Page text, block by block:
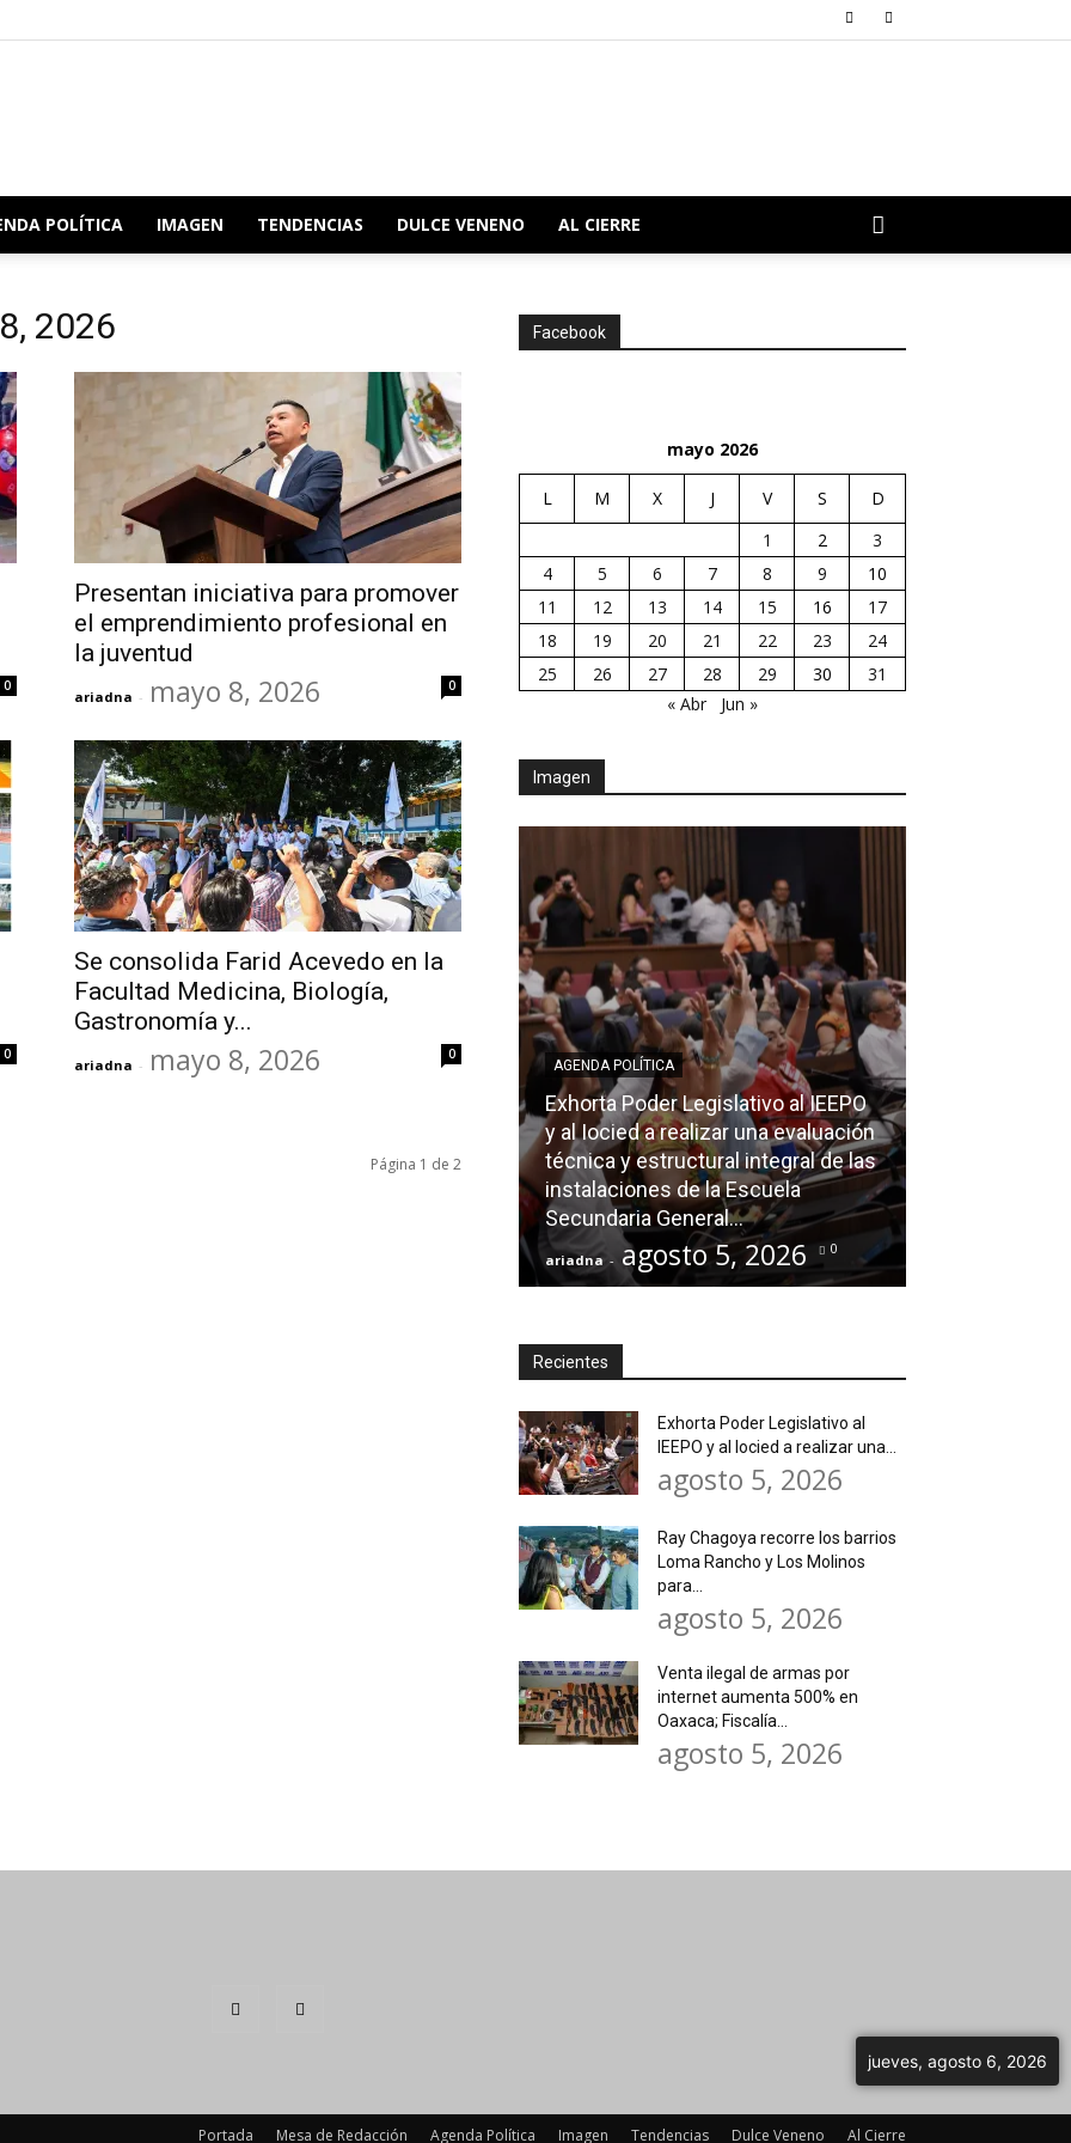
Redacción
POLÍTICA IMAGEN TENDENCIAS DULCE VENENO AL CIERRE
2026
0
Presentan iniciativa para promover
el emprendimiento profesional en
la juventud
ariadna - mayo 8, 2026 0
0
Se consolida Farid Acevedo en la
Facultad Medicina, Biología,
Gastronomía y...
ariadna - mayo 8, 2026 0
Página 1 de 2
Facebook
mayo 2026
L M X J V S
D
1
2
3
4
5 6 7 8 9
10
11
12 13 14 15 16
17
18
19 20 21 22 23
24
25
26 27 28 29 30
31
« Abr
Jun »
Imagen
AGENDA POLÍTICA
Exhorta Poder Legislativo al IEEPO
y al Iocied a realizar una evaluación
técnica y estructural integral de las
instalaciones de la Escuela
Secundaria General...
ariadna - agosto 5, 2026 0
Recientes
Exhorta Poder Legislativo al
IEEPO y al Iocied a realizar una...
agosto 5, 2026
Ray Chagoya recorre los barrios
Loma Rancho y Los Molinos
para...
agosto 5, 2026
Venta ilegal de armas por
internet aumenta 500% en
Oaxaca; Fiscalía...
agosto 5, 2026
Portada Mesa de Redacción Agenda Política Imagen Tendencias Dulce Veneno Al Cierre
jueves, agosto 6, 2026